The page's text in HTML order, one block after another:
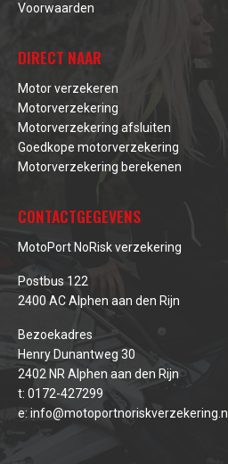
Voorwaarden
DIRECT NAAR
Motor verzekeren
Motorverzekering
Motorverzekering afsluiten
Goedkope motorverzekering
Motorverzekering berekenen
CONTACTGEGEVENS
MotoPort NoRisk verzekering
Postbus 122
2400 AC Alphen aan den Rijn
Bezoekadres
Henry Dunantweg 30
2402 NR Alphen aan den Rijn
t: 0172-427299
e: info@motoportnoriskverzekering.nl